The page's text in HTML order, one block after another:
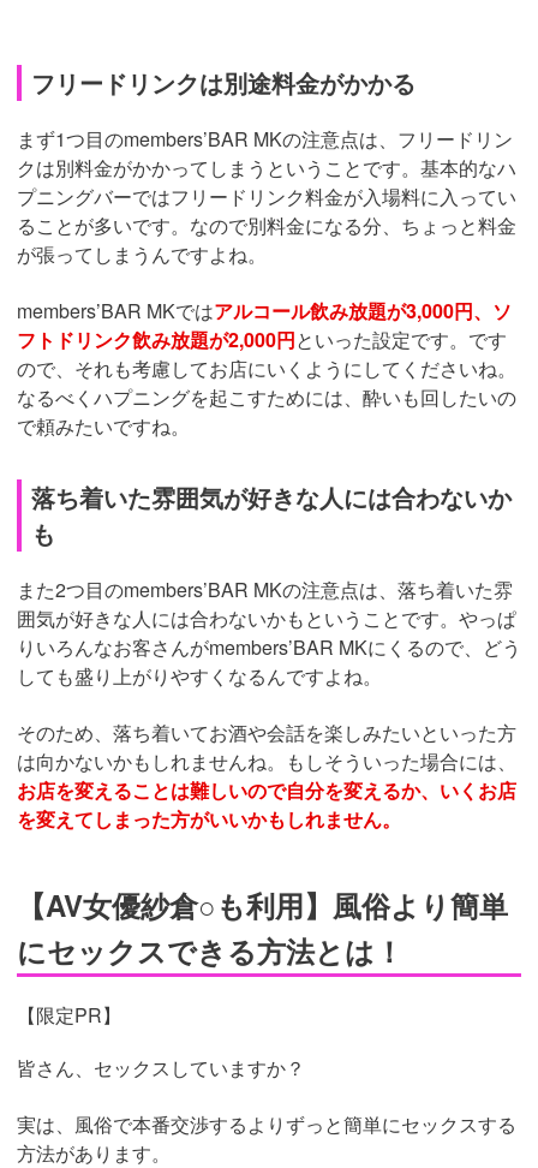
フリードリンクは別途料金がかかる
まず1つ目のmembers’BAR MKの注意点は、フリードリン
クは別料金がかかってしまうということです。基本的なハ
プニングバーではフリードリンク料金が入場料に入ってい
ることが多いです。なので別料金になる分、ちょっと料金
が張ってしまうんですよね。
members’BAR MKではアルコール飲み放題が3,000円、ソ
フトドリンク飲み放題が2,000円といった設定です。です
ので、それも考慮してお店にいくようにしてくださいね。
なるべくハプニングを起こすためには、酔いも回したいの
で頼みたいですね。
落ち着いた雰囲気が好きな人には合わないか
も
また2つ目のmembers’BAR MKの注意点は、落ち着いた雰
囲気が好きな人には合わないかもということです。やっぱ
りいろんなお客さんがmembers’BAR MKにくるので、どう
しても盛り上がりやすくなるんですよね。
そのため、落ち着いてお酒や会話を楽しみたいといった方
は向かないかもしれませんね。もしそういった場合には、
お店を変えることは難しいので自分を変えるか、いくお店
を変えてしまった方がいいかもしれません。
【AV女優紗倉○も利用】風俗より簡単
にセックスできる方法とは！
【限定PR】
皆さん、セックスしていますか？
実は、風俗で本番交渉するよりずっと簡単にセックスする
方法があります。